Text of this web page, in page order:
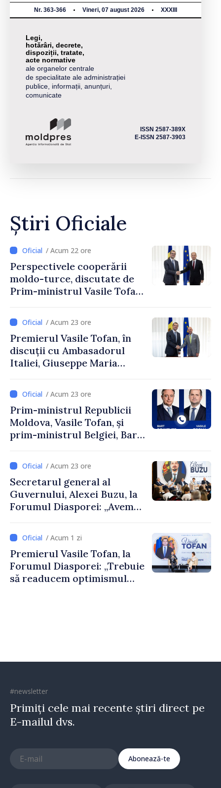
Nr. 363-366 Vineri, 07 august 2026 XXXIII
Legi,
hotărâri, decrete,
dispoziții, tratate,
acte normative
ale organelor centrale
de specialitate ale administrației
publice, informații, anunțuri,
comunicate
ISSN 2587-389X
E-ISSN 2587-3903
Știri Oficiale
/ Acum 22 ore
Perspectivele cooperării
moldo-turce, discutate de
Prim-ministrul Vasile Tofan
Uygar Mustafa Sertel
/ Acum 23 ore
Premierul Vasile Tofan, în
discuții cu Ambasadorul
Italiei, Giuseppe Maria
/ Acum 23 ore
Prim-ministrul Republicii
Moldova, Vasile Tofan, și
prim-ministrul Belgiei, Bart
despre parcursul european
al Republicii Moldova.
/ Acum 23 ore
Secretarul general al
Guvernului, Alexei Buzu, la
Forumul Diasporei: „Avem
dumneavoastră pentru a
construi comunități mai
puternice”
/ Acum 1 zi
Premierul Vasile Tofan, la
Forumul Diasporei: „Trebuie
să readucem optimismul
#newsletter
Primiți cele mai recente știri direct pe
E-mailul dvs.
Abonează-te